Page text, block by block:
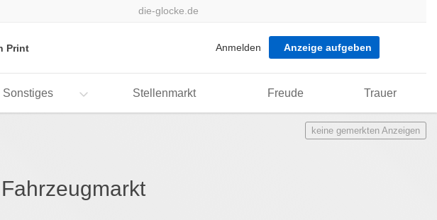
die-glocke.de
Print Anmelden Anzeige aufgeben
Sonstiges Stellenmarkt Freude Trauer
keine gemerkten Anzeigen